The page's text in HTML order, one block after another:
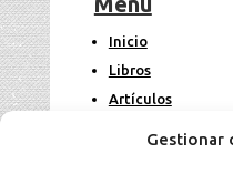
Gestionar
Inicio
Libros
Artículos